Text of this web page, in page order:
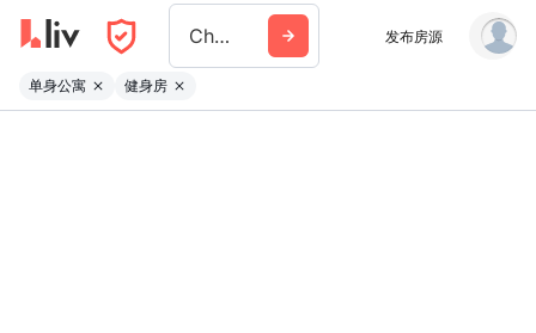
Chestermere 发布房源
单身公寓 健身房